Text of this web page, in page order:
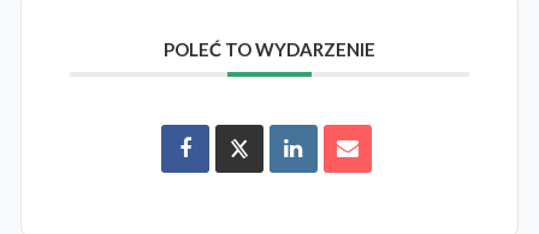
POLEĆ TO WYDARZENIE